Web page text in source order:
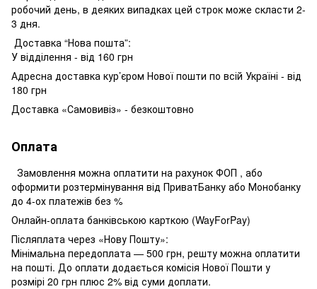
робочий день, в деяких випадках цей строк може скласти 2-
3 дня.
Доставка “Нова пошта”:
У відділення - від 160 грн
Адресна доставка кур’єром Нової пошти по всій Україні - від
180 грн
Доставка «Самовивіз» - безкоштовно
Оплата
Замовлення можна оплатити на рахунок ФОП , або
оформити розтермінування від ПриватБанку або Монобанку
до 4-ох платежів без %
Онлайн-оплата банківською карткою (WayForPay)
Післяплата через «Нову Пошту»:
Мінімальна передоплата — 500 грн, решту можна оплатити
на пошті. До оплати додається комісія Нової Пошти у
розмірі 20 грн плюс 2% від суми доплати.